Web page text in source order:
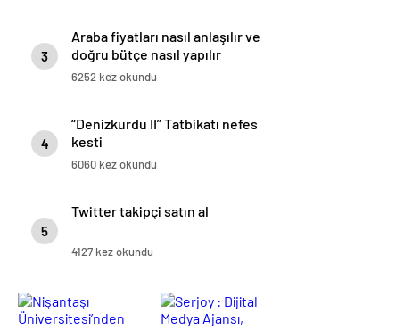
3
Araba fiyatları nasıl anlaşılır ve
doğru bütçe nasıl yapılır
6252 kez okundu
4
“Denizkurdu II” Tatbikatı nefes
kesti
6060 kez okundu
5
Twitter takipçi satın al
4127 kez okundu